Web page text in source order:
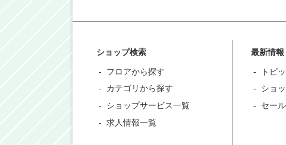
ショップ検索
フロアから探す
カテゴリから探す
ショップサービス一覧
求人情報一覧
最新情報
トピ
ショ
セール